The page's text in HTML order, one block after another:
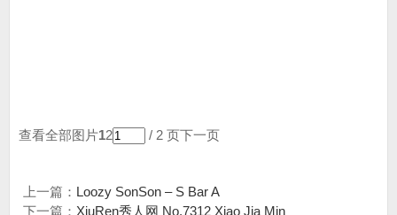
查看全部图片12 / 2 页下一页
上一篇： Loozy SonSon – S Bar A
下一篇： XiuRen秀人网 No.7312 Xiao Jia Min